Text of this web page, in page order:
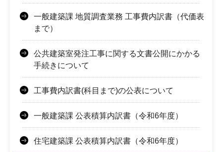
一般建築課 地質調査業務 工事費内訳書（代価表
まで）
公共建築室発注工事に関する文書公開にかかる
手続きについて
工事費内訳書(科目まで)の公表について
一般建築課 公表積算内訳書（令和6年度）
住宅建築課 公表積算内訳書（令和6年度）